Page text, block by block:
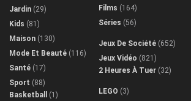
Jardin (29)
Kids (81)
Maison (130)
Mode Et Beauté (116)
Santé (17)
Sport (88)
Basketball
(1)
Films (164)
Séries (56)
Jeux De Société (652)
Jeux Vidéo (821)
2 Heures À Tuer (32)
LEGO (3)